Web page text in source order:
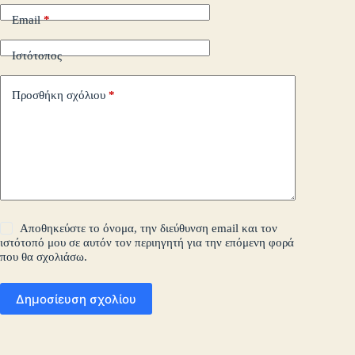
Email*
Ιστότοπος
Προσθήκη σχόλιου *
Αποθηκεύστε το όνομα, την διεύθυνση email και τον
ιστότοπό μου σε αυτόν τον περιηγητή για την επόμενη φορά
που θα σχολιάσω.
Δημοσίευση σχολίου